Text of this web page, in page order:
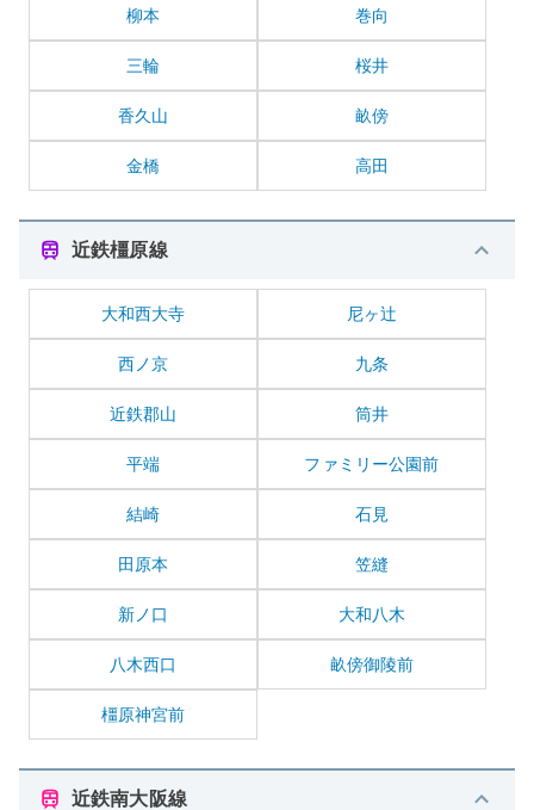
柳本 巻向
三輪 桜井
香久山 畝傍
金橋 高田
近鉄橿原線
大和西大寺 尼ヶ辻
西ノ京 九条
近鉄郡山 筒井
平端 ファミリー公園前
結崎 石見
田原本 笠縫
新ノ口 大和八木
八木西口 畝傍御陵前
橿原神宮前
近鉄南大阪線